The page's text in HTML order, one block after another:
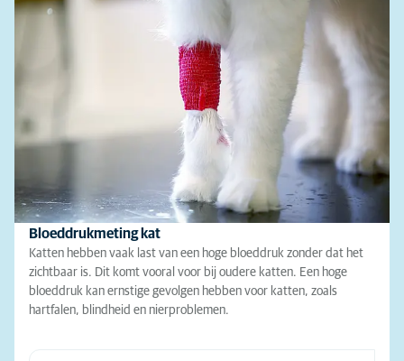
Bloeddrukmeting kat
Katten hebben vaak last van een hoge bloeddruk zonder dat het
zichtbaar is. Dit komt vooral voor bij oudere katten. Een hoge
bloeddruk kan ernstige gevolgen hebben voor katten, zoals
hartfalen, blindheid en nierproblemen.